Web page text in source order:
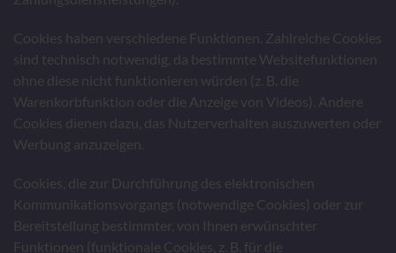
Cookies haben verschiedene Funktionen. Zahlreiche Cookies
sind technisch notwendig, da bestimmte Websitefunktionen
ohne diese nicht funktionieren würden (z. B. die
Warenkorbfunktion oder die Anzeige von Videos). Andere
Cookies dienen dazu, das Nutzerverhalten auszuwerten oder
Werbung anzuzeigen.
Cookies, die zur Durchführung des elektronischen
Kommunikationsvorgangs (notwendige Cookies) oder zur
Bereitstellung bestimmter, von Ihnen erwünschter
Funktionen (funktionale Cookies, z. B. für die